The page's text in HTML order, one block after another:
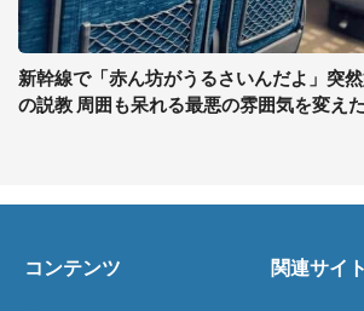
新幹線で「赤ん坊がうるさいんだよ」突
の説教 周囲も呆れる最悪の雰囲気を変えた
コンテンツ 関連サイト